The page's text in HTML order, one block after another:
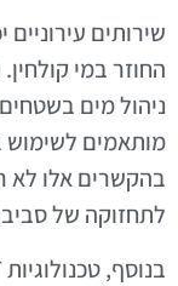
שירותים
החוזר במי
ניהול מים בשטחים
מותאמים לשימוש
בהקשרים אלו לא
לתחזוקה של